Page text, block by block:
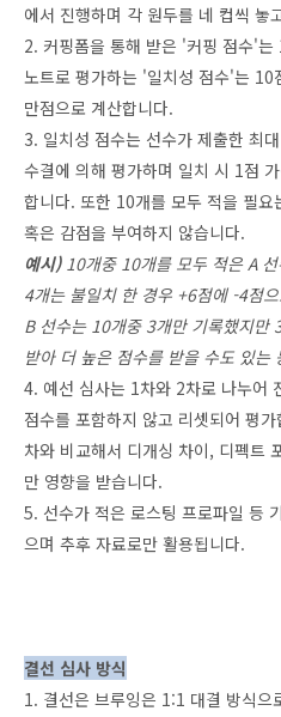
에서 진행하며 각 원두를 네 컵씩 놓
2. 커핑폼을 통해 받은 '커핑 점수'
노트로 평가하는 '일치성 점수'는
만점으로 계산합니다.
3. 일치성 점수는 선수가 제출한 최
수결에 의해 평가하며 일치 시 1점
합니다. 또한 10개를 모두 적을 필
혹은 감점을 부여하지 않습니다.
예시)10개중 10개를 모두 적은 A
4개는 불일치 한 경우 +6점에 -4점
B 선수는 10개중 3개만 기록했지만
받아 더 높은 점수를 받을 수도 있는
4. 예선 심사는 1차와 2차로 나누어
점수를 포함하지 않고 리셋되어 평
차와 비교해서 디개싱 차이, 디펙트
만 영향을 받습니다.
5. 선수가 적은 로스팅 프로파일 등
으며 추후 자료로만 활용됩니다.
결선 심사 방식
1. 결선은 브루잉은 1:1 대결 방식으